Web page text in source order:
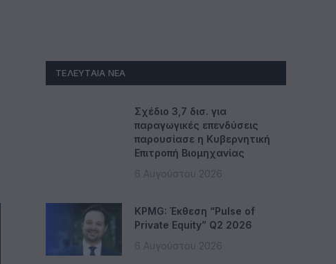
ΤΕΛΕΥΤΑΊΑ ΝΈΑ
Σχέδιο 3,7 δισ. για
παραγωγικές επενδύσεις
παρουσίασε η Κυβερνητική
Επιτροπή Βιομηχανίας
6 Αυγούστου 2026
KPMG: Έκθεση “Pulse of
Private Equity” Q2 2026
6 Αυγούστου 2026